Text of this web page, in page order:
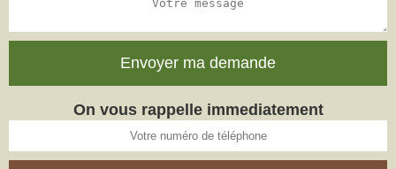
On vous rappelle immediatement